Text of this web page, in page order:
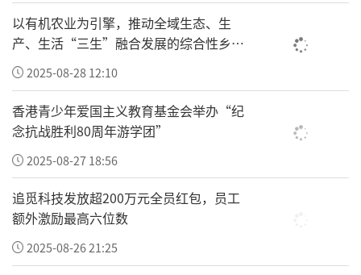
画文化的博大精深，更饱含赤诚家国情怀与淳
朴孝善风尚。
本次画展主创韩安才，字介石缘，是陕西省资
深文艺工作者、知名特型演员、实力派书法
家。年逾七旬深耕文艺事业数十载，早年担任
电影放映员，为原陕西省喜剧表演协会会员。
从业以来，潜心深耕特型演艺与书法艺术，笔
墨苍劲厚重、风格独树一帜，作品多次参展获
奖，被多地机构及书画爱好者珍藏。因其长期
深耕公益文化传播、躬身弘扬孝道美德，获
以有机农业为引擎，推动全域生态、生
产、生活“三生”融合发展的综合性乡村
振兴“车河”
2025-08-28 12:10
香港青少年爱国主义教育基金会举办“纪
念抗战胜利80周年游学团”
2025-08-27 18:56
追觅科技发放超200万元全员红包，员工
额外激励最高六位数
2025-08-26 21:25